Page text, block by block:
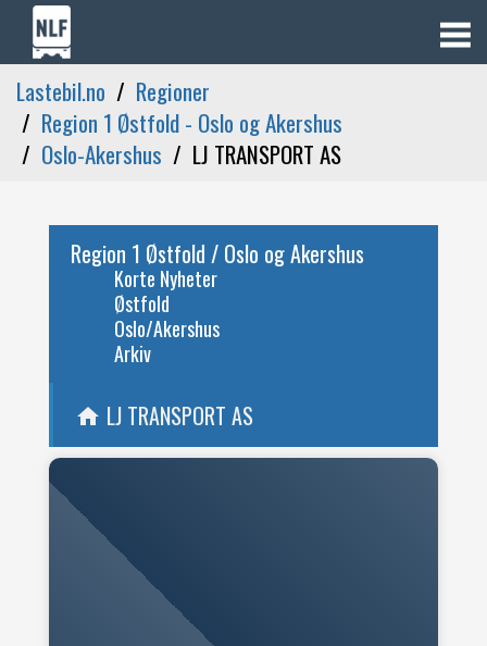
Lastebil.no
Regioner
Region 1 Østfold - Oslo og Akershus
Oslo-Akershus
LJ TRANSPORT AS
Region 1 Østfold / Oslo og Akershus
Korte Nyheter
Østfold
Oslo/Akershus
Arkiv
home LJ TRANSPORT AS